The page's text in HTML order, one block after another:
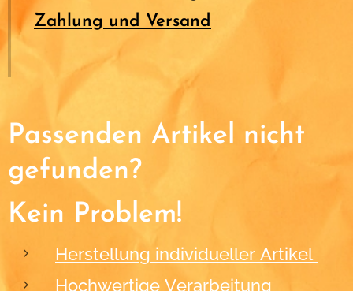
Zahlung und Versand
Passenden Artikel nicht
gefunden?
Kein Problem!
Herstellung individueller Artikel
Hochwertige Verarbeitung